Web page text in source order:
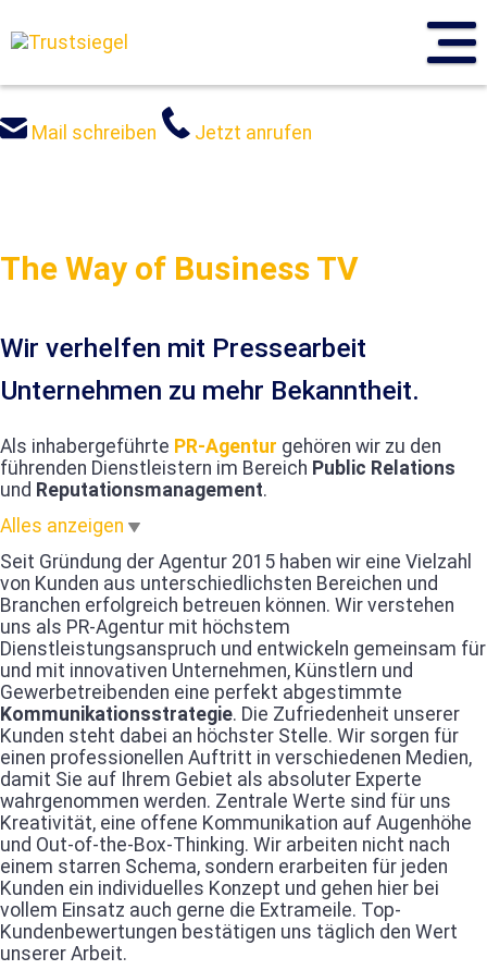
zum
Inhalt
Mail schreiben Jetzt anrufen
The Way of Business TV
Wir verhelfen mit Pressearbeit
Unternehmen zu mehr Bekanntheit.
Als inhabergeführte PR-Agentur gehören wir zu den
führenden Dienstleistern im Bereich Public Relations
und Reputationsmanagement.
Alles anzeigen
Seit Gründung der Agentur 2015 haben wir eine Vielzahl
von Kunden aus unterschiedlichsten Bereichen und
Branchen erfolgreich betreuen können. Wir verstehen
uns als PR-Agentur mit höchstem
Dienstleistungsanspruch und entwickeln gemeinsam für
und mit innovativen Unternehmen, Künstlern und
Gewerbetreibenden eine perfekt abgestimmte
Kommunikationsstrategie. Die Zufriedenheit unserer
Kunden steht dabei an höchster Stelle. Wir sorgen für
einen professionellen Auftritt in verschiedenen Medien,
damit Sie auf Ihrem Gebiet als absoluter Experte
wahrgenommen werden. Zentrale Werte sind für uns
Kreativität, eine offene Kommunikation auf Augenhöhe
und Out-of-the-Box-Thinking. Wir arbeiten nicht nach
einem starren Schema, sondern erarbeiten für jeden
Kunden ein individuelles Konzept und gehen hier bei
vollem Einsatz auch gerne die Extrameile. Top-
Kundenbewertungen bestätigen uns täglich den Wert
unserer Arbeit.